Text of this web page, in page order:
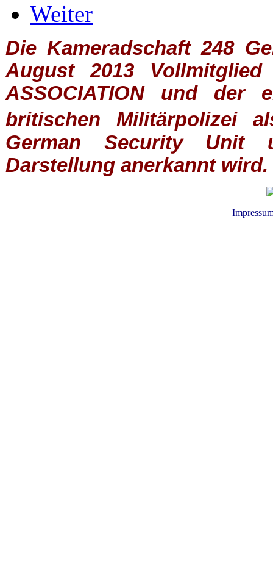
Weiter
Die Kameradschaft 248
August 2013
ASSOCIATIONund der
britischen
Militärpolizei
German Security Unit
Darstellung anerkannt wird.